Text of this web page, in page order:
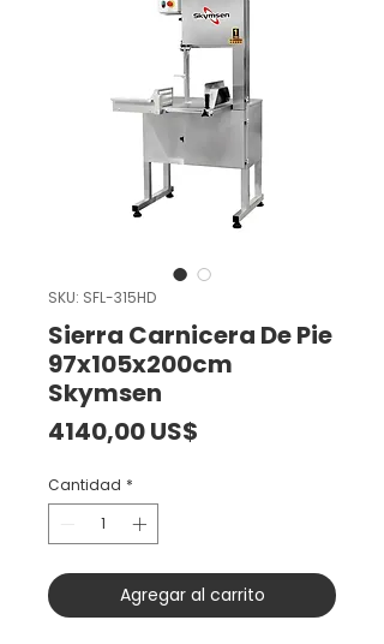
SKU: SFL-315HD
Sierra Carnicera De Pie
97x105x200cm
Skymsen
4140,00 US$
Cantidad *
Agregar al carrito